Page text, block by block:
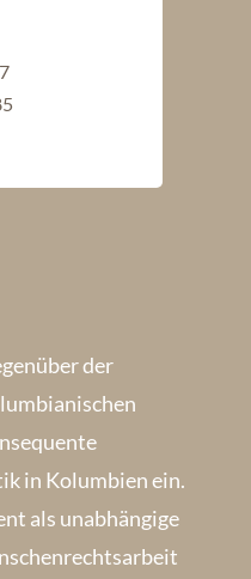
der
in Kolum­bien ein.
als unabhängige